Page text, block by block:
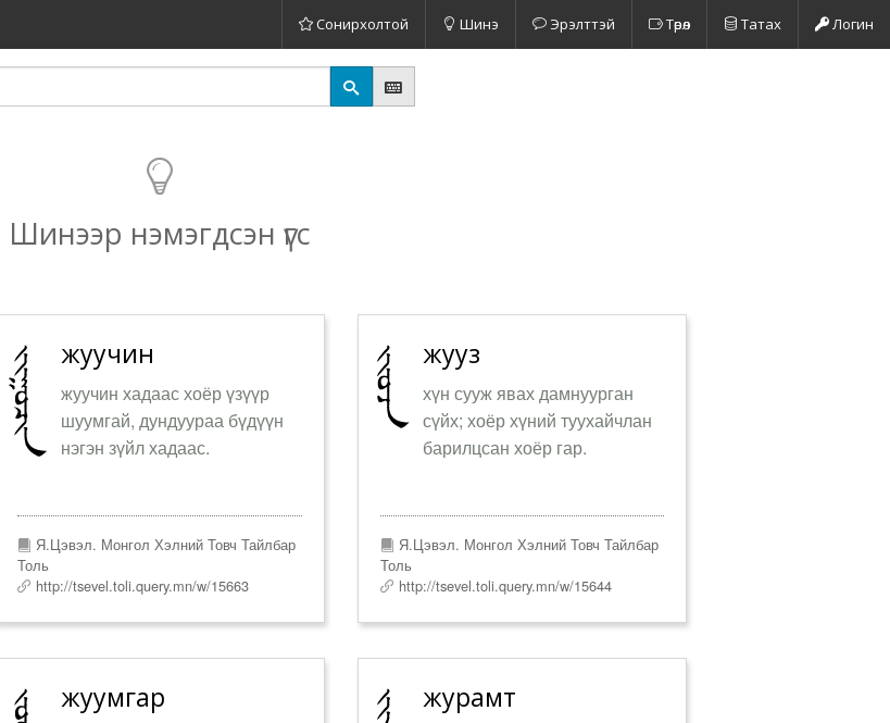
Сонирхолтой Шинэ Эрэлттэй Төрөл Татах Логин
Шинээр нэмэгдсэн үгс
жуучин
жуучин хадаас хоёр үзүүр
шуумгай, дундуураа бүдүүн
нэгэн зүйл хадаас.
Я.Цэвэл. Монгол Хэлний Товч Тайлбар
Толь
http://tsevel.toli.query.mn/w/15663
жуумгар
жууз
хүн сууж явах дамнуурган
сүйх; хоёр хүний туухайчлан
барилцсан хоёр гар.
Я.Цэвэл. Монгол Хэлний Товч Тайлбар
Толь
http://tsevel.toli.query.mn/w/15644
журамт